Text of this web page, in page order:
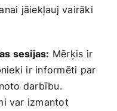
jāiekļauj vairāki
sesijas: Mērķis ir
ir informēti ‌par
darbību.
var izmantot